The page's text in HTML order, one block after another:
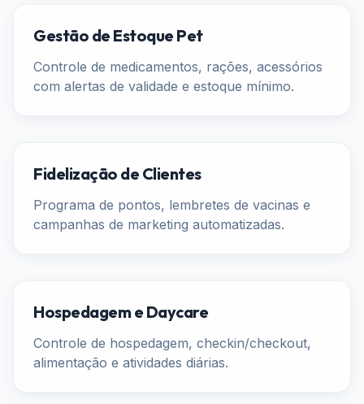
Gestão de Estoque Pet
Controle de medicamentos, rações, acessórios
com alertas de validade e estoque mínimo.
Fidelização de Clientes
Programa de pontos, lembretes de vacinas e
campanhas de marketing automatizadas.
Hospedagem e Daycare
Controle de hospedagem, checkin/checkout,
alimentação e atividades diárias.